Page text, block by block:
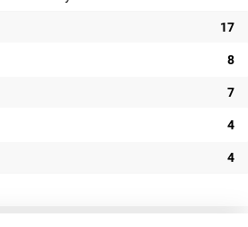
17
8
7
4
4